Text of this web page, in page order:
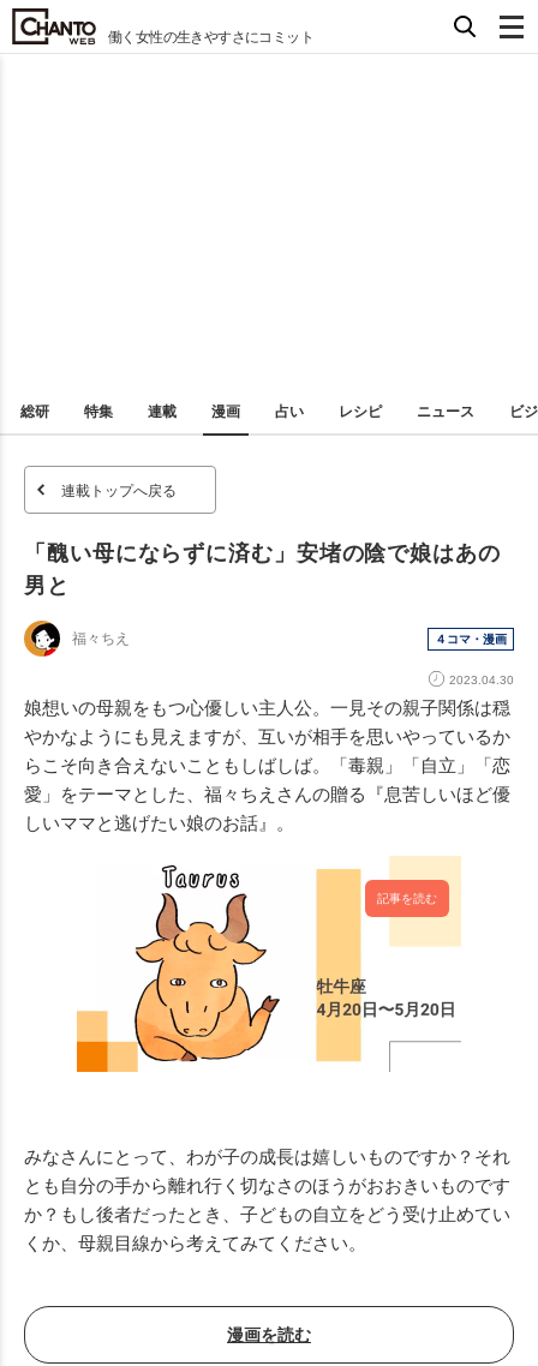
働く女性の生きやすさにコミット
総研 特集 連載 漫画 占い レシピ ニュース ビ
連載トップへ戻る
「醜い母にならずに済む」安堵の陰で娘はあの
男と
福々ちえ ４コマ・漫画
2023.04.30
娘想いの母親をもつ心優しい主人公。一見その親子関係は穏
やかなようにも見えますが、互いが相手を思いやっているか
らこそ向き合えないこともしばしば。「毒親」「自立」「恋
愛」をテーマとした、福々ちえさんの贈る『息苦しいほど優
しいママと逃げたい娘のお話』。
記事を読む
みなさんにとって、わが子の成長は嬉しいものですか？それ
とも自分の手から離れ行く切なさのほうがおおきいものです
か？もし後者だったとき、子どもの自立をどう受け止めてい
くか、母親目線から考えてみてください。
漫画を読む